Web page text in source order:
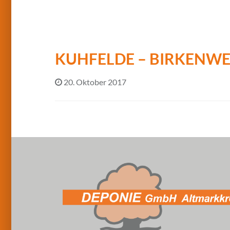
KUHFELDE –
20. Oktober 2017